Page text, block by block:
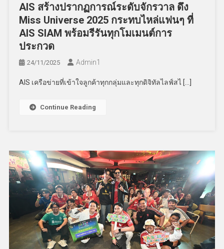
AIS สร้างปรากฏการณ์ระดับจักรวาล ดึง
Miss Universe 2025 กระทบไหล่แฟนๆ ที่
AIS SIAM พร้อมรีรันทุกโมเมนต์การ
ประกวด
24/11/2025 Admin​1
AIS เครือข่ายที่เข้าใจลูกค้าทุกกลุ่มและทุกดิจิทัลไลฟ์สไ […]
Continue Reading